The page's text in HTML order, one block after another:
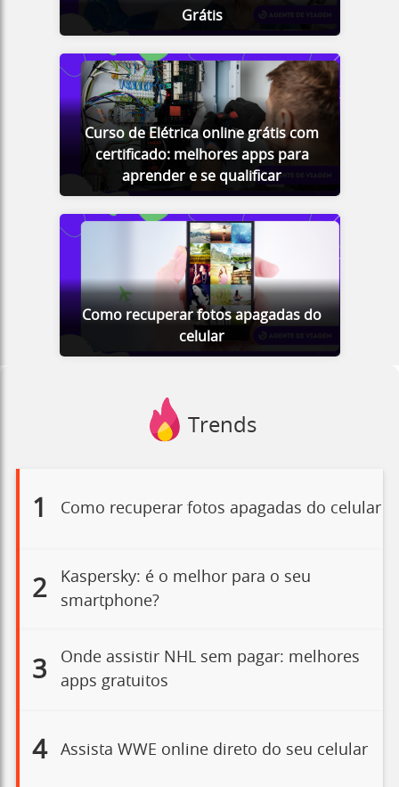
Grátis
Curso de Elétrica online grátis com
certificado: melhores apps para
aprender e se qualificar
Como recuperar fotos apagadas do
celular
Trends
1 Como recuperar fotos apagadas do celular
2
Kaspersky: é o melhor para o seu
smartphone?
3
Onde assistir NHL sem pagar: melhores
apps gratuitos
4 Assista WWE online direto do seu celular